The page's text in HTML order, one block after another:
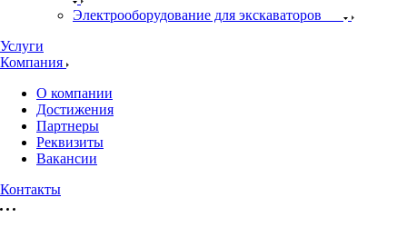
Электрооборудование для экскаваторов
Услуги
Компания
О компании
Достижения
Партнеры
Реквизиты
Вакансии
Контакты